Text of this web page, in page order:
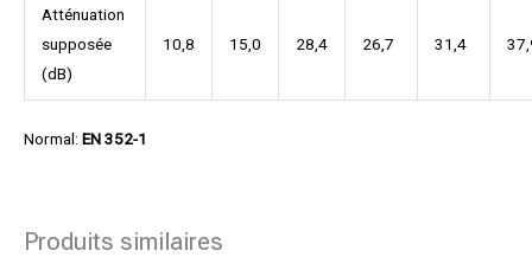
Atténuation
supposée
(dB)
10,8 15,0 28,4 26,7 31,4
Normal: EN 352-1
Produits similaires